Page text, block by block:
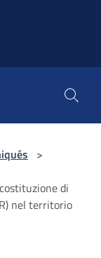
>
di
nel territorio